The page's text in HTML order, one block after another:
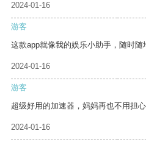
2024-01-16
游客
这款app就像我的娱乐小助手，随时随
2024-01-16
游客
超级好用的加速器，妈妈再也不用担
2024-01-16